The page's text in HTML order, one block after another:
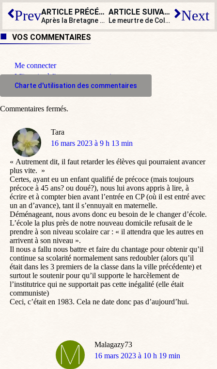
Prev ARTICLE PRÉCÉDENT
Après la Bretagne et le Berry, bientôt des migrants en Auvergne-Rhône-Alpes
ARTICLE SUIVANT
Le meurtre de Colonna en prison en dit long sur une cécité française : l’islam radical Next
VOS COMMENTAIRES
Me connecter
M'inscrire à l'espace commentaire
Charte d'utilisation des commentaires
Tara
dit
16 mars 2023 à 9 h 13 min
« Autrement dit, il faut retarder les élèves qui pourraient avancer
plus vite. »
Certes, ayant eu un enfant qualifié de précoce (mais toujours
précoce à 45 ans? ou doué?), nous lui avons appris à lire, à
écrire et à compter bien avant l’entrée en CP (où il est entré avec
un an d’avance), tant il s’ennuyait en maternelle.
Déménageant, nous avons donc eu besoin de le changer d’école.
L’école la plus près de notre nouveau domicile refusait de le
prendre à son niveau scolaire car : « il attendra que les autres en
arrivent à son niveau ».
Il nous a fallu nous battre et faire du chantage pour obtenir qu’il
continue sa scolarité normalement sans redoubler (alors qu’il
était dans les 3 premiers de la classe dans la ville précédente) et
surtout le soutenir pour qu’il supporte le harcèlement de
l’institutrice qui ne supportait pas cette inégalité (elle était
communiste)
Ceci, c’était en 1983. Cela ne date donc pas d’aujourd’hui.
Malagazy73
dit
16 mars 2023 à 10 h 19 min
Commentaires fermés.